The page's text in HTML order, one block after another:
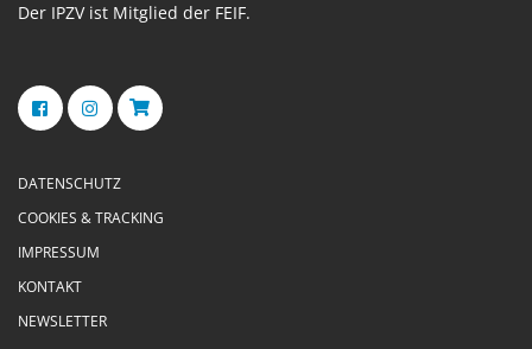
Der IPZV ist Mitglied der FEIF.
DATENSCHUTZ
COOKIES & TRACKING
IMPRESSUM
KONTAKT
NEWSLETTER